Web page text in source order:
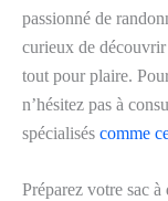
passionné de
curieux de
tout pour plaire.
n’hésitez pas à
spécialisés comme
Préparez votre sac à